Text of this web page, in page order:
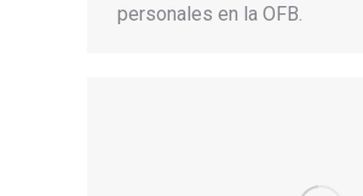
personales en la OFB.